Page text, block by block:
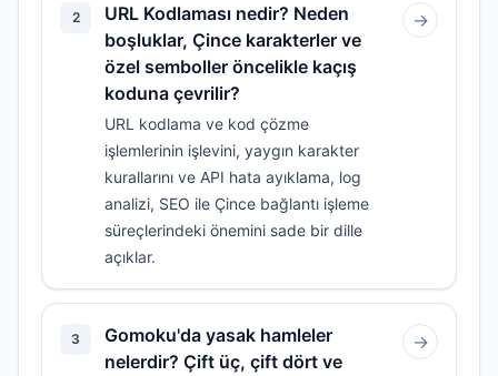
2
URL Kodlaması nedir? Neden
boşluklar, Çince karakterler ve
özel semboller öncelikle kaçış
koduna çevrilir?
URL kodlama ve kod çözme
işlemlerinin işlevini, yaygın karakter
kurallarını ve API hata ayıklama, log
analizi, SEO ile Çince bağlantı işleme
süreçlerindeki önemini sade bir dille
açıklar.
→
3
Gomoku'da yasak hamleler
nelerdir? Çift üç, çift dört ve
→